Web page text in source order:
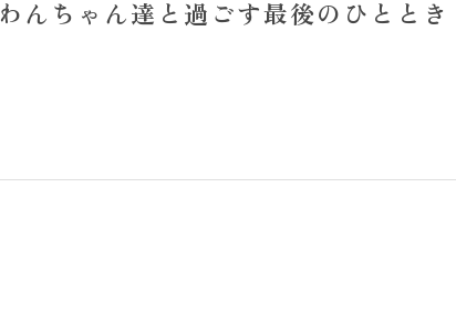
わんちゃん達と過ごす最後のひととき